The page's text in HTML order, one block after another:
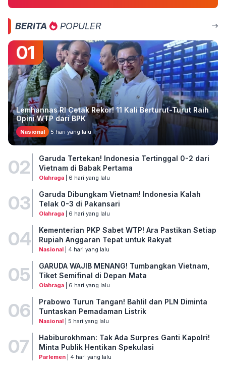
BERITA POPULER
01
Lemhannas RI Cetak Rekor! 11 Kali Berturut-Turut Raih
Opini WTP dari BPK
Nasional 5 hari yang lalu
02
Garuda Tertekan! Indonesia Tertinggal 0-2 dari
Vietnam di Babak Pertama
Olahraga| 6 hari yang lalu
03
Garuda Dibungkam Vietnam! Indonesia Kalah
Telak 0-3 di Pakansari
Olahraga| 6 hari yang lalu
04
Kementerian PKP Sabet WTP! Ara Pastikan Setiap
Rupiah Anggaran Tepat untuk Rakyat
Nasional| 4 hari yang lalu
05
GARUDA WAJIB MENANG! Tumbangkan Vietnam,
Tiket Semifinal di Depan Mata
Olahraga| 6 hari yang lalu
06
Prabowo Turun Tangan! Bahlil dan PLN Diminta
Tuntaskan Pemadaman Listrik
Nasional| 5 hari yang lalu
07
Habiburokhman: Tak Ada Surpres Ganti Kapolri!
Minta Publik Hentikan Spekulasi
Parlemen| 4 hari yang lalu